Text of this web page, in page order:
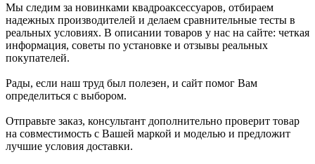
Мы следим за новинками квадроаксессуаров, отбираем
надежных производителей и делаем сравнительные тесты в
реальных условиях. В описании товаров у нас на сайте: четкая
информация, советы по установке и отзывы реальных
покупателей.
Рады, если наш труд был полезен, и сайт помог Вам
определиться с выбором.
Отправьте заказ, консультант дополнительно проверит товар
на совместимость с Вашей маркой и моделью и предложит
лучшие условия доставки.